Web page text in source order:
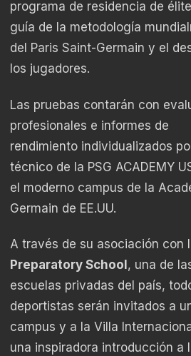
programa de residencia de
guía de la metodología
del Paris Saint-Germain y el
los jugadores.
Las pruebas contarán con
profesionales e informes de
rendimiento individualizados
técnico de la PSG ACADEMY
el moderno campus de la
Germain de EE.UU.
A través de su asociación con
Preparatory School , una de
escuelas privadas del país,
deportistas serán invitados a
campus y a la Villa
una inspiradora introducción a